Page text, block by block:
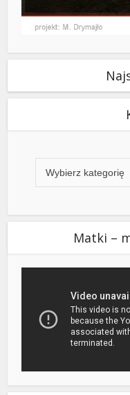
Matki –